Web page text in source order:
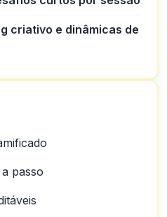
criativo e dinâmicas de
passo